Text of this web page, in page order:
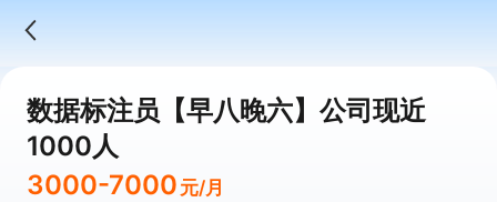
数据标注员【早八晚六】公司现近
1000人
3000-7000 元/月